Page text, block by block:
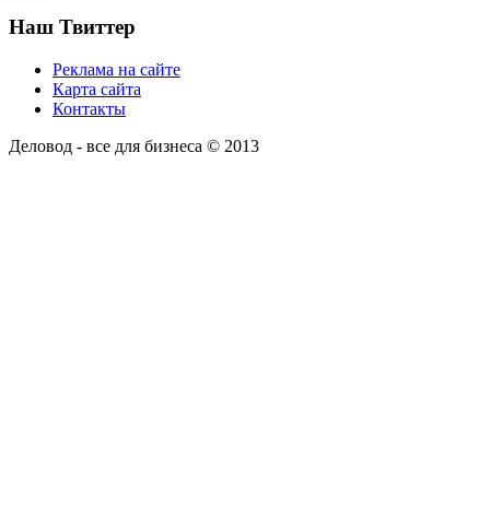
Наш Твиттер
Реклама на сайте
Карта сайта
Контакты
Деловод - все для бизнеса © 2013